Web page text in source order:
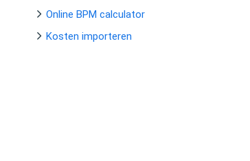
Online BPM calculator
Kosten importeren